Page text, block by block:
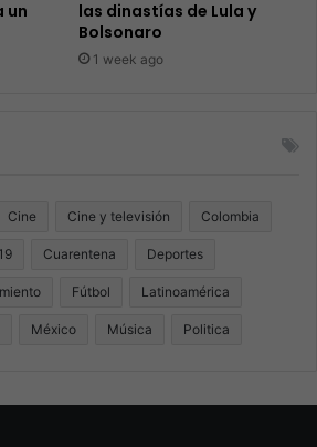
un
las dinastías de Lula y
Bolsonaro
1 week ago
Cine Cine y televisión Colombia
Cuarentena Deportes
Fútbol Latinoamérica
México Música Politica